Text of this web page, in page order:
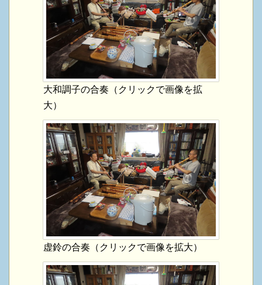
大和調子の合奏（クリックで画像を拡
大）
虚鈴の合奏（クリックで画像を拡大）